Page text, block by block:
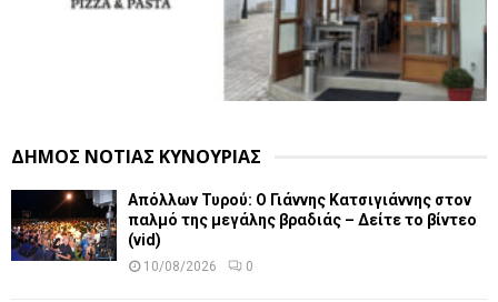
ΔΗΜΟΣ ΝΟΤΙΑΣ ΚΥΝΟΥΡΙΑΣ
Απόλλων Τυρού: Ο Γιάννης Κατσιγιάννης στον
παλμό της μεγάλης βραδιάς – Δείτε το βίντεο
(vid)
10/08/2026 0